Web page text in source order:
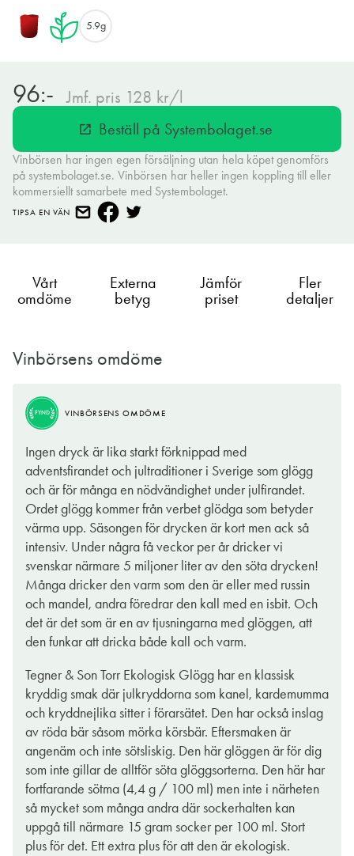
5.9g
96:- Jmf. pris 128 kr/l
open_in_new Beställ på Systembolaget.se
Vinbörsen har ingen egen försäljning utan hela köpet genomförs
på systembolaget.se. Vinbörsen har heller ingen koppling till eller
kommersiellt samarbete med Systembolaget.
TIPSA EN VÄN
Vårt
omdöme
Externa
betyg
Jämför
priset
Fler
detaljer
Vinbörsens omdöme
FYND VINBÖRSENS OMDÖME
Ingen dryck är lika starkt förknippad med
adventsfirandet och jultraditioner i Sverige som glögg
och är för många en nödvändighet under julfirandet.
Ordet glögg kommer från verbet glödga som betyder
värma upp. Säsongen för drycken är kort men ack så
intensiv. Under några få veckor per år dricker vi
svenskar närmare 5 miljoner liter av den söta drycken!
Många dricker den varm som den är eller med russin
och mandel, andra föredrar den kall med en isbit. Och
det är det som är en av tjusningarna med glöggen, att
den funkar att dricka både kall och varm.
Tegner & Son Torr Ekologisk Glögg har en klassisk
kryddig smak där julkryddorna som kanel, kardemumma
och kryddnejlika sitter i förarsätet. Den har också inslag
av röda bär såsom mörka körsbär. Eftersmaken är
angenäm och inte sötsliskig. Den här glöggen är för dig
som inte gillar de alltför söta glöggsorterna. Den här har
fortfarande sötma (4,4 g / 100 ml) men inte i närheten
så mycket som många andra där sockerhalten kan
uppgå till närmare 15 gram socker per 100 ml. Stort
plus för det. Ett extra plus för att den är ekologisk.
BRA
KÖP
VINBÖRSENS OMDÖME
täten rejält bland alla glöggkryddorna. Andrafiolen spelar
kanel, tätt följd av kryddnejlika, pomerans, russin och
lagerblad. Den mindre mängden socker gör att vinets friska
bärsyrlighet och fruktiga toner av mörka körsbär, björnbär och
torkade örter kommer fram vilket är högst angenämt.
Avslutningen är fräscht stram och torr med drivor av nymald vit
kardemumma. Trivsamt med en torrare glögg som är så smakrik
och god.
Älskar du kardemumma är detta din givna partner genom
advent, under julfestligheterna och som värmande sidekick på
apelsinskiva, kanske toppa den med en splash cava eller
prosecco efter smak? 'Tis the season!
EVA WECKSTRÖM
05 dec. 2022